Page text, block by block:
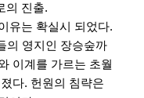
의 진출.
유는 확실시 되었다.
의 영지인 장승숲까
이계를 가르는 초월
다. 헌원의 침략은